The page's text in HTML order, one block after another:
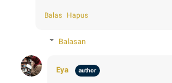
Balas Hapus
Balasan
Eya